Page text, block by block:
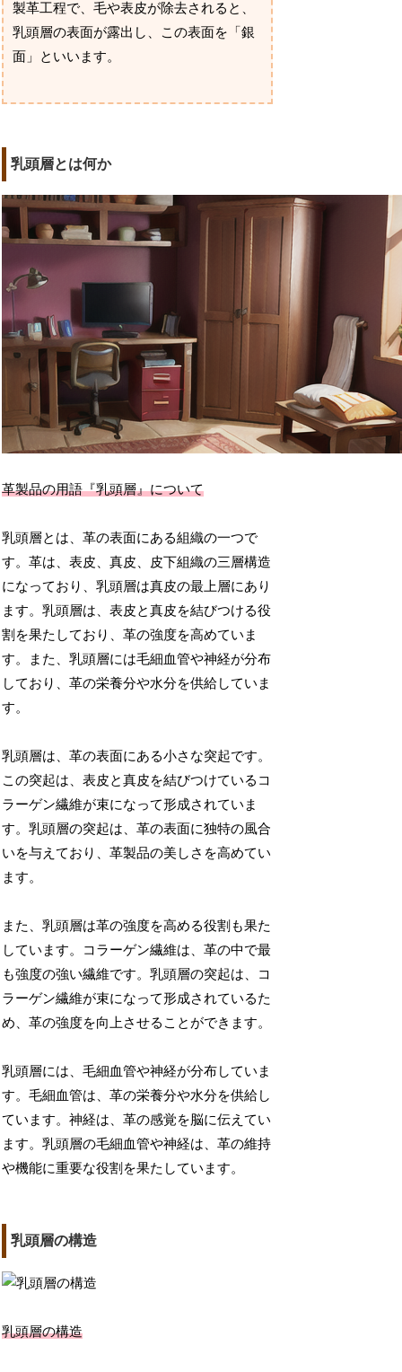
製革工程で、毛や表皮が除去されると、
乳頭層の表面が露出し、この表面を「銀
面」といいます。
乳頭層とは何か
革製品の用語『乳頭層』について
乳頭層とは、革の表面にある組織の一つで
す。革は、表皮、真皮、皮下組織の三層構造
になっており、乳頭層は真皮の最上層にあり
ます。乳頭層は、表皮と真皮を結びつける役
割を果たしており、革の強度を高めていま
す。また、乳頭層には毛細血管や神経が分布
しており、革の栄養分や水分を供給していま
す。
乳頭層は、革の表面にある小さな突起です。
この突起は、表皮と真皮を結びつけているコ
ラーゲン繊維が束になって形成されていま
す。乳頭層の突起は、革の表面に独特の風合
いを与えており、革製品の美しさを高めてい
ます。
また、乳頭層は革の強度を高める役割も果た
しています。コラーゲン繊維は、革の中で最
も強度の強い繊維です。乳頭層の突起は、コ
ラーゲン繊維が束になって形成されているた
め、革の強度を向上させることができます。
乳頭層には、毛細血管や神経が分布していま
す。毛細血管は、革の栄養分や水分を供給し
ています。神経は、革の感覚を脳に伝えてい
ます。乳頭層の毛細血管や神経は、革の維持
や機能に重要な役割を果たしています。
乳頭層の構造
乳頭層の構造